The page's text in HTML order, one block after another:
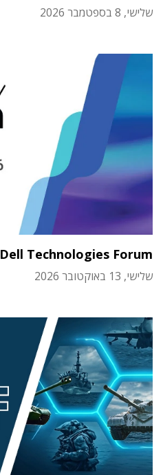
שלישי, 8 בספטמבר 2026
Dell Technologies Forum
שלישי, 13 באוקטובר 2026